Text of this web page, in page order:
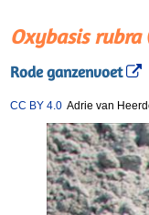
Oxybasis rubra
Rode ganzenvoet
CC BY 4.0 Adrie van